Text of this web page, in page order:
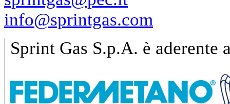
info@sprintgas.com
Sprint Gas S.p.A. è aderente